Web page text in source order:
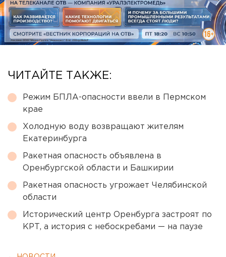
ЧИТАЙТЕ ТАКЖЕ:
Режим БПЛА-опасности ввели в Пермском
крае
Холодную воду возвращают жителям
Екатеринбурга
Ракетная опасность объявлена в
Оренбургской области и Башкирии
Ракетная опасность угрожает Челябинской
области
Исторический центр Оренбурга застроят по
КРТ, а история с небоскребами — на паузе